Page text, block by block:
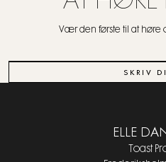
Vær den første til at høre
SKRIV
ELLE
Toast